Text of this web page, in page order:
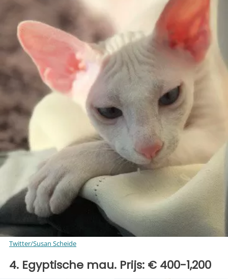
Twitter/Susan Scheide
4. Egyptische mau. Prijs: € 400-1,200